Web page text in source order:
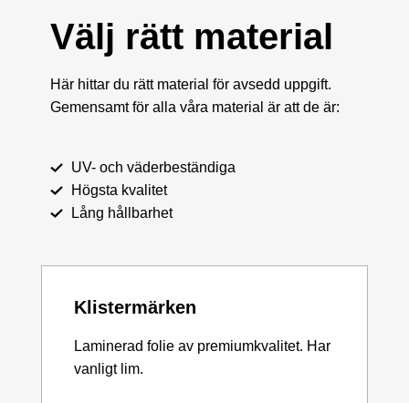
Välj rätt material
Här hittar du rätt material för avsedd uppgift.
Gemensamt för alla våra material är att de är:
UV- och väderbeständiga
Högsta kvalitet
Lång hållbarhet
Klistermärken
Laminerad folie av premiumkvalitet. Har
vanligt lim.